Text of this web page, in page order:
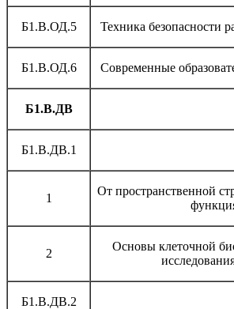
Б1.В.ОД.5 Техника безопасности
Б1.В.ОД.6 Современные
Б1.В.ДВ
Б1.В.ДВ.1
1
От пространственной
2
Основы клеточной
Б1.В.ДВ.2